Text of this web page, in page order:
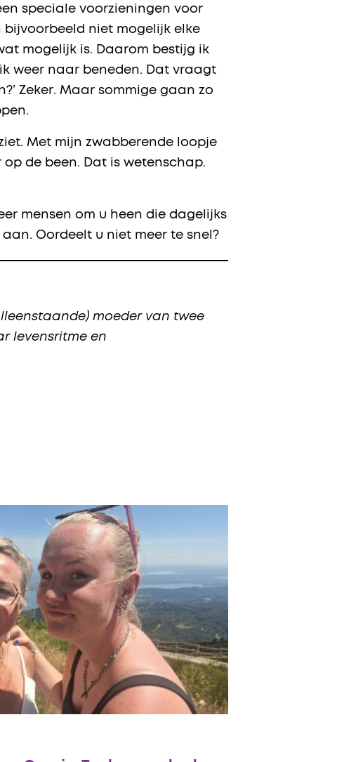
speciale voorzieningen voor
niet mogelijk elke
mogelijk is. Daarom bestijg ik
weer naar beneden. Dat vraagt
Zeker. Maar sommige gaan zo
Met mijn zwabberende loopje
de been. Dat is wetenschap.
mensen om u heen die dagelijks
Oordeelt u niet meer te snel?
moeder van twee
levensritme en